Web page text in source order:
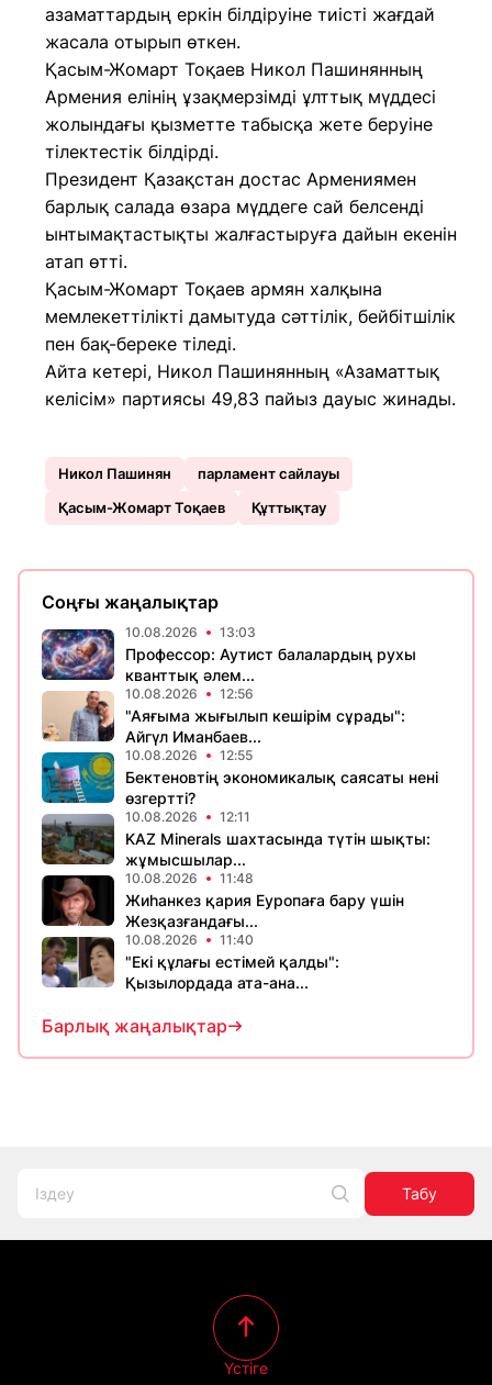
азаматтардың еркін білдіруіне тиісті жағдай
жасала отырып өткен.
Қасым-Жомарт Тоқаев Никол Пашинянның
Армения елінің ұзақмерзімді ұлттық мүддесі
жолындағы қызметте табысқа жете беруіне
тілектестік білдірді.
Президент Қазақстан достас Армениямен
барлық салада өзара мүддеге сай белсенді
ынтымақтастықты жалғастыруға дайын екенін
атап өтті.
Қасым-Жомарт Тоқаев армян халқына
мемлекеттілікті дамытуда сәттілік, бейбітшілік
пен бақ-береке тіледі.
Айта кетері, Никол Пашинянның «Азаматтық
келісім» партиясы 49,83 пайыз дауыс жинады.
Никол Пашинян
парламент сайлауы
Қасым-Жомарт Тоқаев
Құттықтау
Соңғы жаңалықтар
10.08.2026 13:03
Профессор: Аутист балалардың рухы
кванттық әлем...
10.08.2026 12:56
"Аяғыма жығылып кешірім сұрады":
Айгүл Иманбаев...
10.08.2026 12:55
Бектеновтің экономикалық саясаты нені
өзгертті?
10.08.2026 12:11
KAZ Minerals шахтасында түтін шықты:
жұмысшылар...
10.08.2026 11:48
Жиһанкез қария Еуропаға бару үшін
Жезқазғандағы...
10.08.2026 11:40
"Екі құлағы естімей қалды":
Қызылордада ата-ана...
Барлық жаңалықтар
Табу
Үстіге